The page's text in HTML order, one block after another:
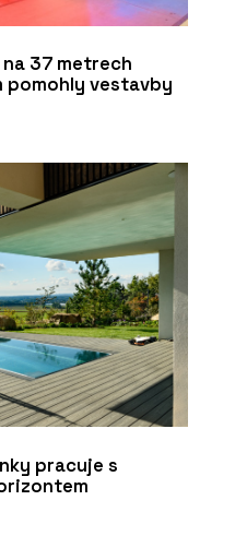
37 metrech
pomohly vestavby
pracuje s